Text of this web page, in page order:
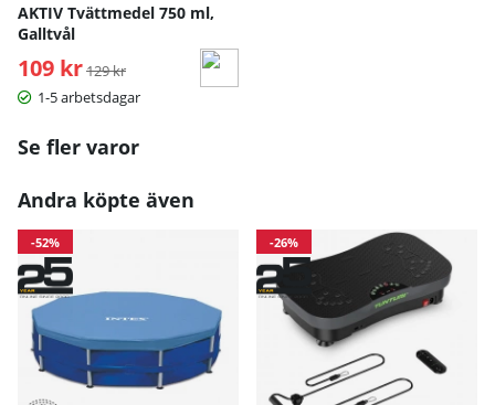
AKTIV Tvättmedel 750 ml,
Galltvål
109 kr Ordinarie pris:
129 kr
1-5 arbetsdagar
Se fler varor
Andra köpte även
-52% -26%